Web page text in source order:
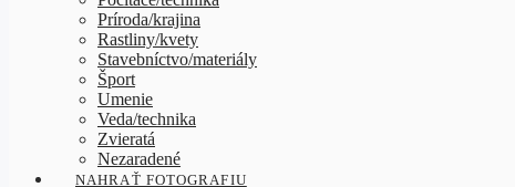
Príroda/krajina
Rastliny/kvety
Stavebníctvo/materiály
Šport
Umenie
Veda/technika
Zvieratá
Nezaradené
NAHRAŤ FOTOGRAFIU